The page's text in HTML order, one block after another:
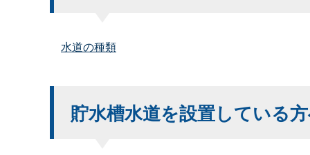
水道の種類
貯水槽水道を設置している